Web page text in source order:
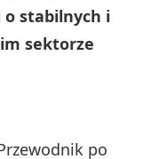
stabilnych i
sektorze
po